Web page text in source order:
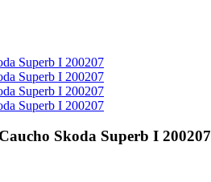
Skoda Superb I 200207